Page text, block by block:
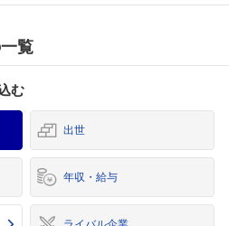
覧
む
出世
年収・給与